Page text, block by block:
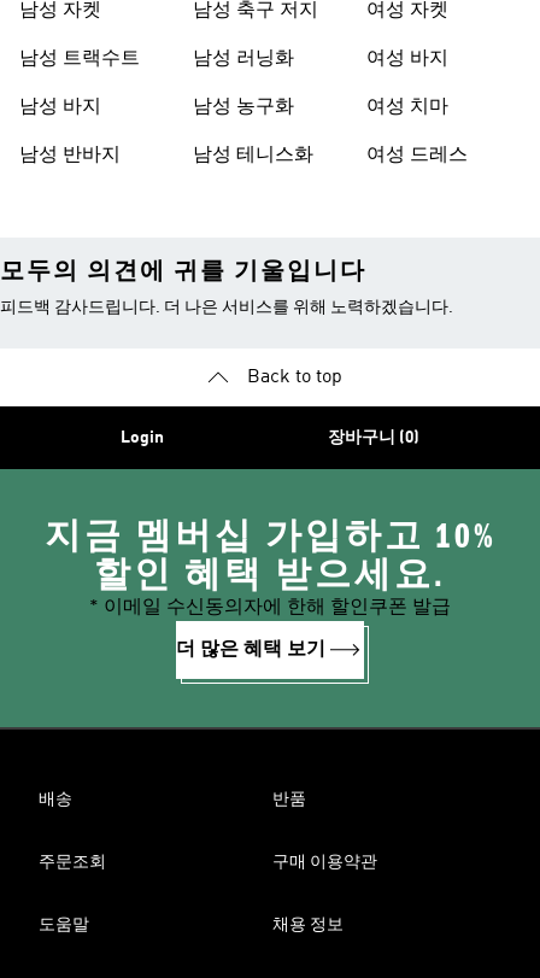
남성 자켓
남성 트랙수트
남성 바지
남성 반바지
남성 축구 저지
남성 러닝화
남성 농구화
남성 테니스화
여성 자켓
여성 바지
여성 치마
여성 드레스
모두의 의견에 귀를 기울입니다
피드백 감사드립니다. 더 나은 서비스를 위해 노력하겠습니다.
Back to top
Login 장바구니 (0)
지금 멤버십 가입하고 10%
할인 혜택 받으세요.
* 이메일 수신동의자에 한해 할인쿠폰 발급
더 많은 혜택 보기
배송 반품
주문조회 구매 이용약관
도움말 채용 정보